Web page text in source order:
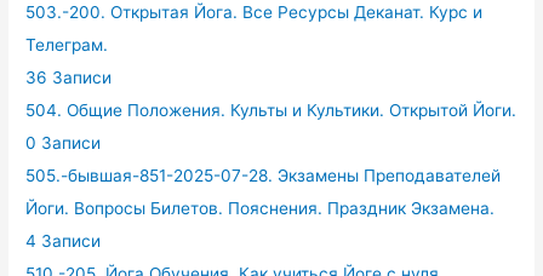
503.-200. Открытая Йога. Все Ресурсы Деканат. Курс и
Телеграм.
36 Записи
504. Общие Положения. Культы и Культики. Открытой Йоги.
0 Записи
505.-бывшая-851-2025-07-28. Экзамены Преподавателей
Йоги. Вопросы Билетов. Пояснения. Праздник Экзамена.
4 Записи